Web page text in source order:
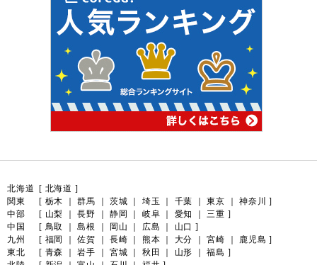
北海道 [ 北海道 ]
関東
[ 栃木 ｜群馬 茨城 埼玉 千葉 ｜東京 神奈川
]
中部
[ 山梨 ｜長野 静岡 岐阜 愛知 ｜三重 ]
中国
[ 鳥取 ｜島根 岡山 広島 山口 ]
九州
[ 福岡 ｜佐賀 長崎 熊本 大分 ｜宮崎 鹿児島 ]
東北
[ 青森 ｜岩手 宮城 秋田 山形 ｜福島 ]